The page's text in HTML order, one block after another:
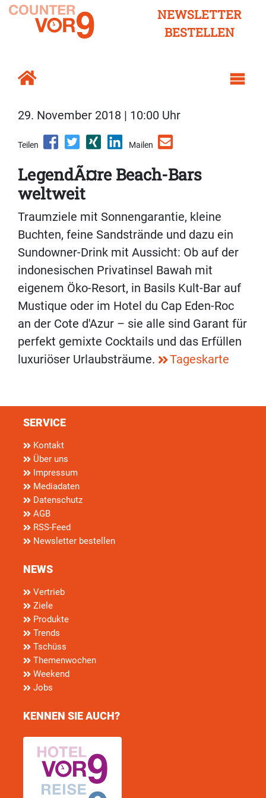
NEWSLETTER
BESTELLEN
29. November 2018 | 10:00 Uhr
Teilen Mailen
LegendÃ¤re Beach-Bars
weltweit
Traumziele mit Sonnengarantie, kleine
Buchten, feine Sandstrände und dazu ein
Sundowner-Drink mit Aussicht: Ob auf der
indonesischen Privatinsel Bawah mit
eigenem Öko-Resort, in Basils Kult-Bar auf
Mustique oder im Hotel du Cap Eden-Roc
an der Cote d'Azur – sie alle sind Garant für
perfekt gemixte Cocktails und das Erfüllen
luxuriöser Urlaubsträume.
Tageskarte
SERVICE
Kontakt
Über uns
Impressum
Mediadaten
Datenschutz
AGB
RSS-Feed
Newsletter bestellen
NEWS
Vertrieb
Ziele
Produkte
Trends
Tschüss
Themenwochen
Weekend
Jobs
KENNEN SIE AUCH?